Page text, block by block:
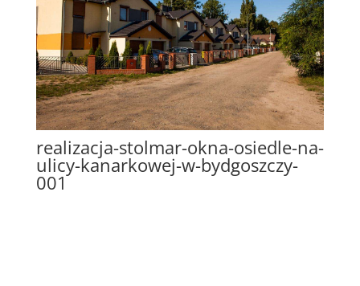
realizacja-stolmar-okna-osiedle-na-
ulicy-kanarkowej-w-bydgoszczy-
001